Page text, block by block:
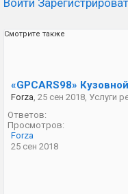
Смотрите также
«GPCARS98»
Forza 25 сен 2018 Услуги
Ответов:
Просмотров:
Forza
25 сен 2018